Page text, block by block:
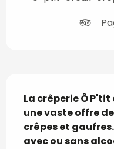
La crêperie Ô
une vaste offre
crêpes et
avec ou sans